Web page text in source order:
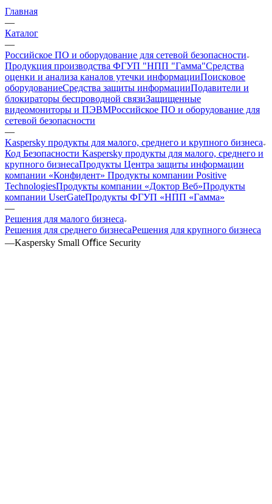
Главная
—
Каталог
—
Российское ПО и оборудование для сетевой безопасности
Продукция производства ФГУП "НПП "Гамма"Средства
оценки и анализа каналов утечки информацииПоисковое
оборудованиеСредства защиты информацииПодавители и
блокираторы беспроводной связиЗащищенные
видеомониторы и ПЭВМРоссийское ПО и оборудование для
сетевой безопасности
—
Kaspersky продукты для малого, среднего и крупного бизнеса
Код Безопасности Kaspersky продукты для малого, среднего и
крупного бизнесаПродукты Центра защиты информации
компании «Конфидент» Продукты компании Positive
TechnologiesПродукты компании «Доктор Веб»Продукты
компании UserGateПродукты ФГУП «НПП «Гамма»
—
Решения для малого бизнеса
Решения для среднего бизнесаРешения для крупного бизнеса
—Kaspersky Small Oﬀice Security